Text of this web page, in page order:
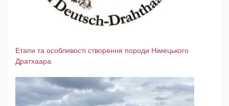
Етапи та особливості створення породи Німецького
Дратхаара.